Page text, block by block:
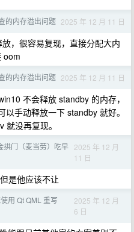
的内存溢出问题 2025 年 12 月 11 日
，很容易复现，直接分配大内
oom
的内存溢出问题 2025 年 12 月 11 日
不会释放 standby 的内存，
手动释放一下 standby 就好。
没再复现。
拱门（麦当劳）吃早 2025 年 12 月
11 日
是他应该不让
用 Qt QML 重写
2025 年 12 月
6 日